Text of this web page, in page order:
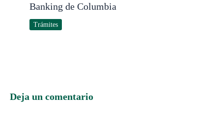
Banking de Columbia
Trámites
Deja un comentario